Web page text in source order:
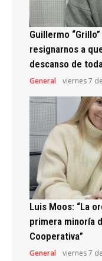
Guillermo
resignarnos a
descanso de
General viernes 7
Luis Moos: “La
primera minoría
Cooperativa”
General viernes 7